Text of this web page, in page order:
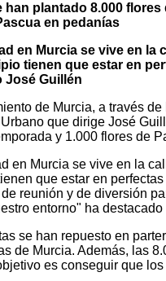
han plantado 8.000
en pedanías
en Murcia se vive en la
tienen que estar en
José Guillén
de Murcia, a través
que dirige José
y 1.000 flores de
en Murcia se vive en la
que estar en
reunión y de diversión
entorno" ha
se han repuesto en
de Murcia. Además, las
es conseguir que